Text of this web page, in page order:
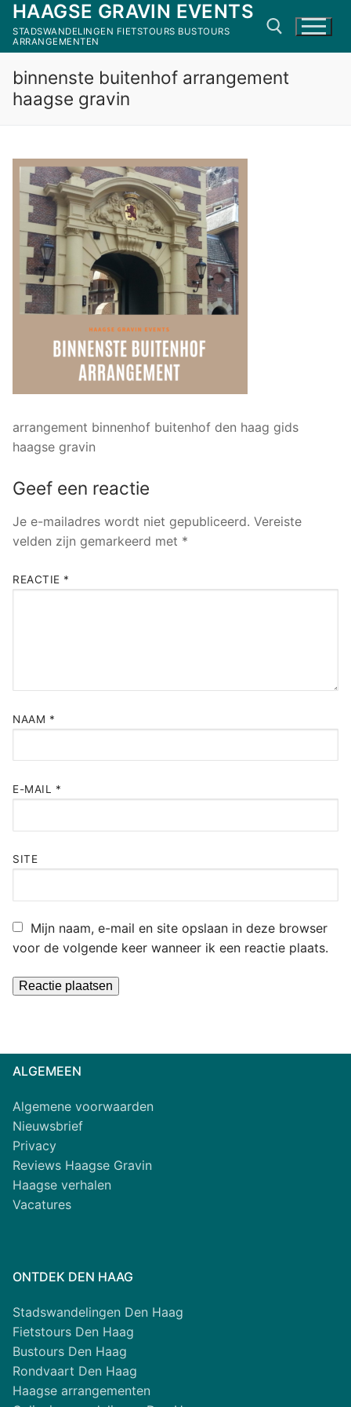
Ga
naar
de
inhoud
HAAGSE GRAVIN EVENTS
STADSWANDELINGEN FIETSTOURS BUSTOURS
ARRANGEMENTEN
binnenste buitenhof arrangement
haagse gravin
arrangement binnenhof buitenhof den haag gids
haagse gravin
Geef een reactie
Je e-mailadres wordt niet gepubliceerd. Vereiste
velden zijn gemarkeerd met *
REACTIE *
NAAM *
E-MAIL *
SITE
Mijn naam, e-mail en site opslaan in deze browser
voor de volgende keer wanneer ik een reactie plaats.
ALGEMEEN
Algemene voorwaarden
Nieuwsbrief
Privacy
Reviews Haagse Gravin
Haagse verhalen
Vacatures
ONTDEK DEN HAAG
Stadswandelingen Den Haag
Fietstours Den Haag
Bustours Den Haag
Rondvaart Den Haag
Haagse arrangementen